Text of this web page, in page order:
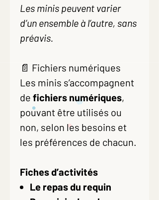
Les minis peuvent varier
d’un ensemble à l’autre, sans
préavis.
📄 Fichiers numériques
Les minis s’accompagnent
de fichiers numériques,
pouvant être utilisés ou
non, selon les besoins et
les préférences de chacun.
Fiches d’activités
Le repas du requin